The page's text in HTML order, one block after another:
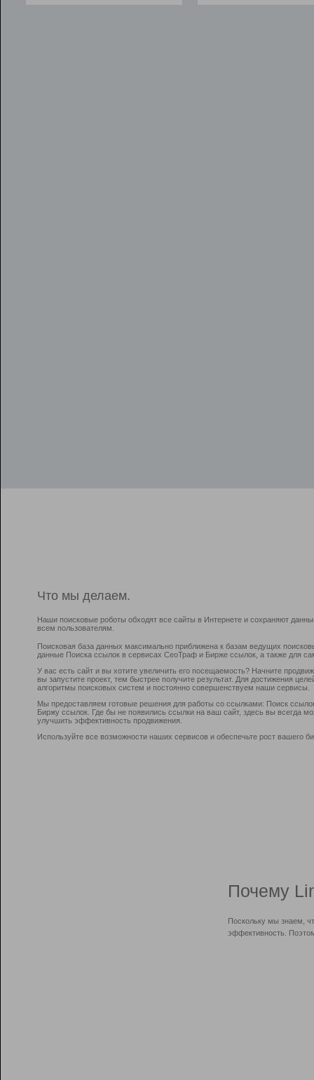
Что мы делаем.
Наши поисковые роботы обходят все сайты в Интернете и сохраняют
всем пользователям.
Поисковая база данных максимально приближена к базам ведущих
данные Поиска ссылок в сервисах СеоТраф и Бирже ссылок, а также для
У вас есть сайт и вы хотите увеличить его посещаемость? Начните
вы запустите проект, тем быстрее получите результат. Для достижения
алгоритмы поисковых систем и постоянно совершенствуем наши сервисы.
Мы предоставляем готовые решения для работы со ссылками: Поиск
Биржу ссылок. Где бы не появились ссылки на ваш сайт, здесь вы всегда
улучшить эффективность продвижения.
Используйте все возможности наших сервисов и обеспечьте рост вашего
Почему
Поскольку мы знаем,
эффективность.